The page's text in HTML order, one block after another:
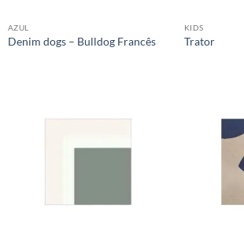
AZUL
Denim dogs – Bulldog Francês
KIDS
Trator